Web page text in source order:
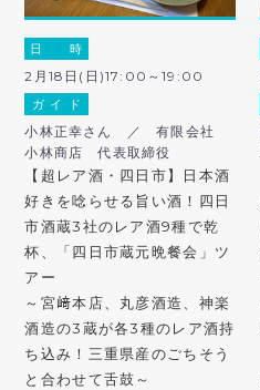
日 時
2月18日(日)17:00～19:00
ガ イ ド
小林正幸さん ／ 有限会社
小林商店 代表取締役
【超レア酒・四日市】日本酒
好きを唸らせる旨い酒！四日
市酒蔵3社のレア酒9種で乾
杯、「四日市蔵元晩餐会」ツ
アー
～宮﨑本店、丸彦酒造、神楽
酒造の3蔵が各3種のレア酒持
ち込み！三重県産のごちそう
と合わせて舌鼓～